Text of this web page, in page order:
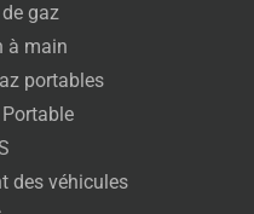
gaz
à main
portables
des véhicules